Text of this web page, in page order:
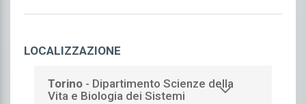
LOCALIZZAZIONE
Torino - Dipartimento Scienze della
Vita e Biologia dei Sistemi